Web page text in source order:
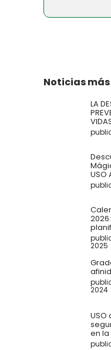
Noticias
LA
USO
2025
2024
en la